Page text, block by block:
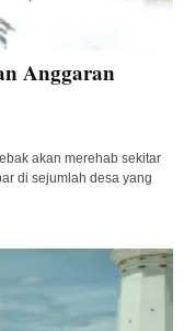
Anggaran
akan merehab sekitar
di sejumlah desa yang